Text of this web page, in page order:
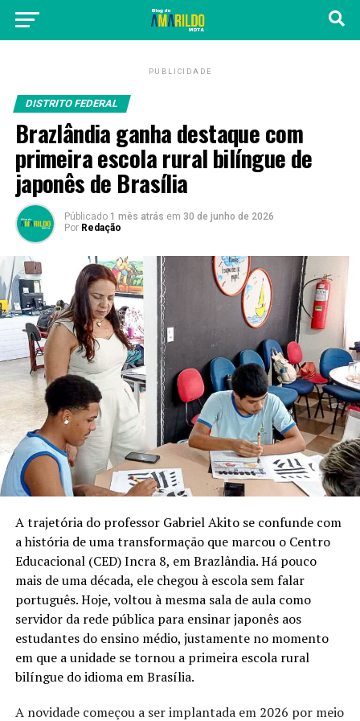
PUBLICIDADE
DISTRITO FEDERAL
Brazlândia ganha destaque com
primeira escola rural bilíngue de
japonês de Brasília
Públicado 1 mês atrás em 30 de junho de 2026
Por Redação
A trajetória do professor Gabriel Akito se confunde com
a história de uma transformação que marcou o Centro
Educacional (CED) Incra 8, em Brazlândia. Há pouco
mais de uma década, ele chegou à escola sem falar
português. Hoje, voltou à mesma sala de aula como
servidor da rede pública para ensinar japonês aos
estudantes do ensino médio, justamente no momento
em que a unidade se tornou a primeira escola rural
bilíngue do idioma em Brasília.
A novidade começou a ser implantada em 2026 por meio